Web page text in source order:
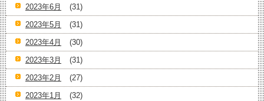
2023年6月
(31)
2023年5月
(31)
2023年4月
(30)
2023年3月
(31)
2023年2月
(27)
2023年1月
(32)